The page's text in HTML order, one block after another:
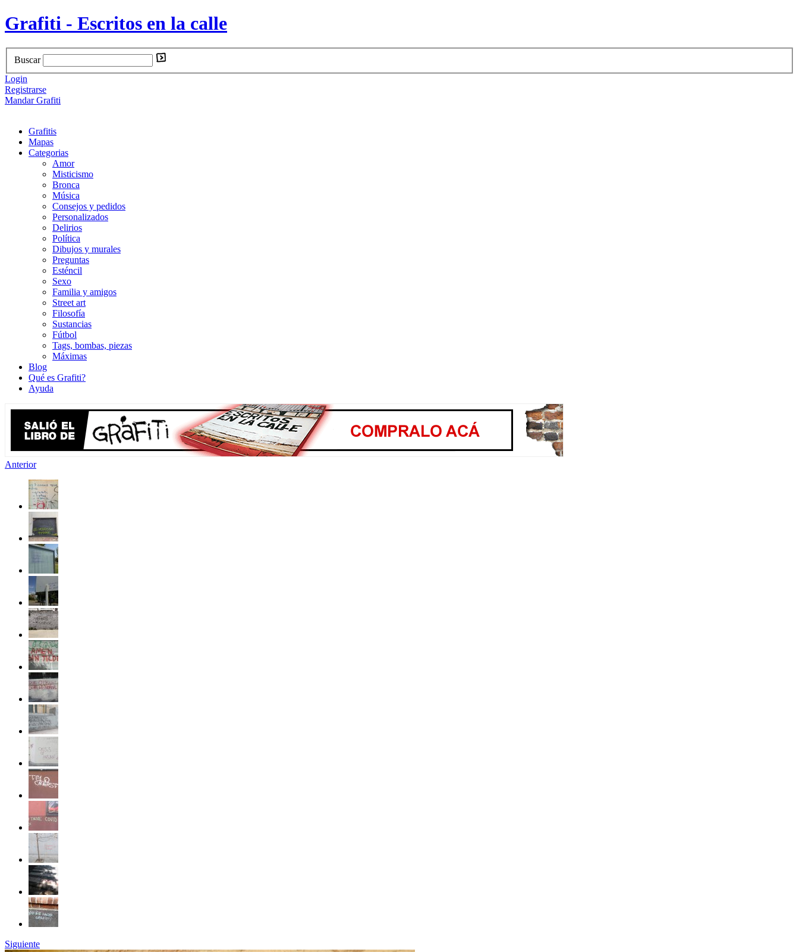
Grafiti - Escritos en la calle
Buscar
Login
Registrarse
Mandar Grafiti
Grafitis
Mapas
Categorias
Amor
Misticismo
Bronca
Música
Consejos y pedidos
Personalizados
Delirios
Política
Dibujos y murales
Preguntas
Esténcil
Sexo
Familia y amigos
Street art
Filosofía
Sustancias
Fútbol
Tags, bombas, piezas
Máximas
Blog
Qué es Grafiti?
Ayuda
Anterior
Siguiente